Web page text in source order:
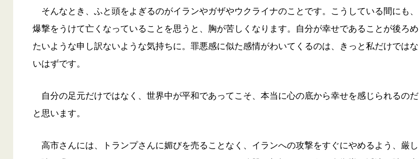
そんなとき、ふと頭をよぎるのがイランやガザやウクライナのことです。こうしている間にも、
爆撃をうけて亡くなっていることを思うと、胸が苦しくなります。自分が幸せであることが後ろめ
たいような申し訳ないような気持ちに。罪悪感に似た感情がわいてくるのは、きっと私だけではな
いはずです。
自分の足元だけではなく、世界中が平和であってこそ、本当に心の底から幸せを感じられるのだ
と思います。
高市さんには、トランプさんに媚びを売ることなく、イランへの攻撃をすぐにやめるよう、厳し